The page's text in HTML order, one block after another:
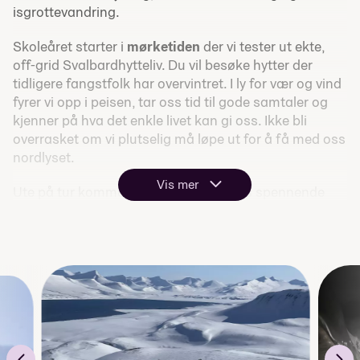
isgrottevandring.
Skoleåret starter i mørketiden der vi tester ut ekte,
off-grid Svalbardhytteliv. Du vil besøke hytter der
tidligere fangstfolk har overvintret. I ly for vær og vind
fyrer vi opp i peisen, tar oss tid til gode samtaler og
kjenner på hva det enkle livet kan gi oss. Ikke bli
overrasket om vi plutselig må løpe ut for å få med oss
nordlyset.
Ute på tur kommer vi tett på Svalbards spennende
bringer lyse kvelder og magisk midnattsol, og
plutselig befinner vi oss på en fjelltopp mens andre
ligger og sover.
Bli mer robust
Hos oss er sikkerhet viktig og du vil få
Vis mer